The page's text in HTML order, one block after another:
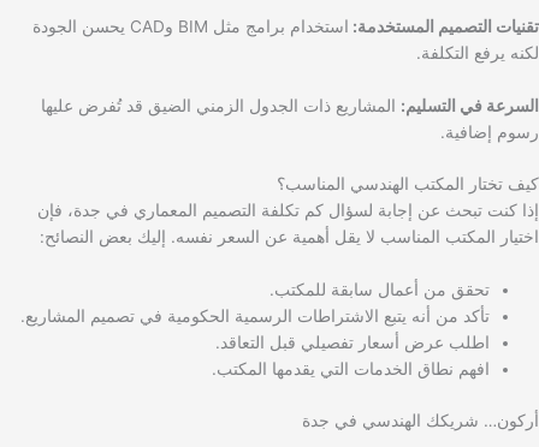
تقنيات التصميم المستخدمة:
استخدام برامج مثل BIM وCAD يحسن الجودة
لكنه يرفع التكلفة.
السرعة في التسليم: المشاريع ذات الجدول الزمني الضيق قد تُفرض عليها
رسوم إضافية.
كيف تختار المكتب الهندسي المناسب؟
إذا كنت تبحث عن إجابة لسؤال كم تكلفة التصميم المعماري في جدة، فإن
اختيار المكتب المناسب لا يقل أهمية عن السعر نفسه. إليك بعض النصائح:
تحقق من أعمال سابقة للمكتب.
تأكد من أنه يتبع الاشتراطات الرسمية الحكومية في تصميم المشاريع.
اطلب عرض أسعار تفصيلي قبل التعاقد.
افهم نطاق الخدمات التي يقدمها المكتب.
أركون… شريكك الهندسي في جدة